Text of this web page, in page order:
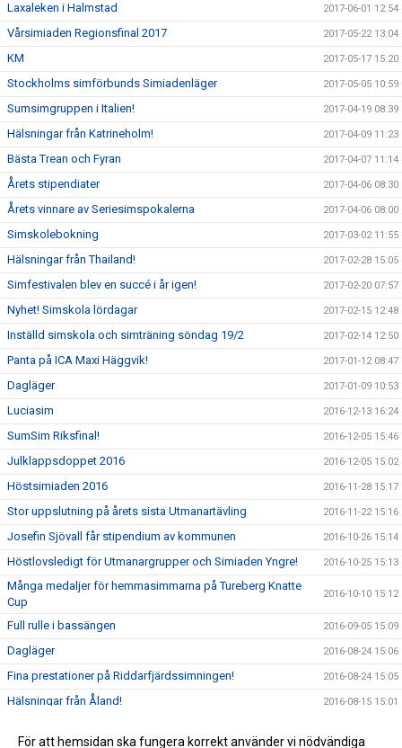
Laxaleken i Halmstad 2017-06-01 12:54
Vårsimiaden Regionsfinal 2017 2017-05-22 13:04
KM 2017-05-17 15:20
Stockholms simförbunds Simiadenläger 2017-05-05 10:59
Sumsimgruppen i Italien! 2017-04-19 08:39
Hälsningar från Katrineholm! 2017-04-09 11:23
Bästa Trean och Fyran 2017-04-07 11:14
Årets stipendiater 2017-04-06 08:30
Årets vinnare av Seriesimspokalerna 2017-04-06 08:00
Simskolebokning 2017-03-02 11:55
Hälsningar från Thailand! 2017-02-28 15:05
Simfestivalen blev en succé i år igen! 2017-02-20 07:57
Nyhet! Simskola lördagar 2017-02-15 12:48
Inställd simskola och simträning söndag 19/2 2017-02-14 12:50
Panta på ICA Maxi Häggvik! 2017-01-12 08:47
Dagläger 2017-01-09 10:53
Luciasim 2016-12-13 16:24
SumSim Riksfinal! 2016-12-05 15:46
Julklappsdoppet 2016 2016-12-05 15:02
Höstsimiaden 2016 2016-11-28 15:17
Stor uppslutning på årets sista Utmanartävling 2016-11-22 15:16
Josefin Sjövall får stipendium av kommunen 2016-10-26 15:14
Höstlovsledigt för Utmanargrupper och Simiaden Yngre! 2016-10-25 15:13
Många medaljer för hemmasimmarna på Tureberg Knatte
Cup
2016-10-10 15:12
Full rulle i bassängen 2016-09-05 15:09
Dagläger 2016-08-24 15:06
Fina prestationer på Riddarfjärdssimningen! 2016-08-24 15:05
Hälsningar från Åland! 2016-08-15 15:01
vatten!
För att hemsidan ska fungera korrekt använder vi nödvändiga